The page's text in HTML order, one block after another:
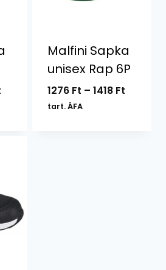
Ártartomány:
Malfini Sapka
unisex Rap 6P
1276 Ft – 1418 Ft
tart. ÁFA